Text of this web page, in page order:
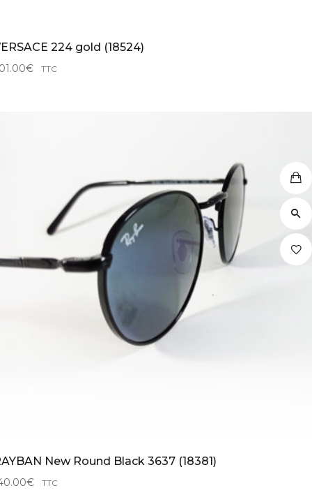
224 gold (18524)
€ TTC
New Round Black 3637 (18381)
€ TTC